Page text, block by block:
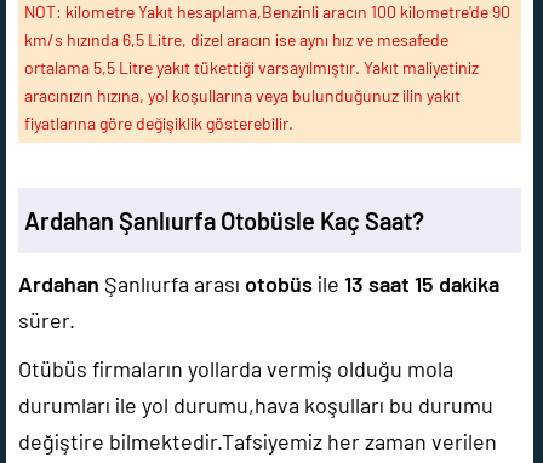
NOT: kilometre Yakıt hesaplama,Benzinli aracın 100 kilometre'de 90
km/s hızında 6,5 Litre, dizel aracın ise aynı hız ve mesafede
ortalama 5,5 Litre yakıt tükettiği varsayılmıştır. Yakıt maliyetiniz
aracınızın hızına, yol koşullarına veya bulunduğunuz ilin yakıt
fiyatlarına göre değişiklik gösterebilir.
Ardahan Şanlıurfa Otobüsle Kaç Saat?
Ardahan Şanlıurfa arası otobüs ile 13 saat 15 dakika
sürer.
Otübüs firmaların yollarda vermiş olduğu mola
durumları ile yol durumu,hava koşulları bu durumu
değiştire bilmektedir.Tafsiyemiz her zaman verilen